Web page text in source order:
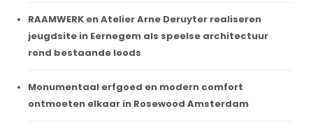
RAAMWERK en Atelier Arne Deruyter realiseren
jeugdsite in Eernegem als speelse architectuur
rond bestaande loods
Monumentaal erfgoed en modern comfort
ontmoeten elkaar in Rosewood Amsterdam